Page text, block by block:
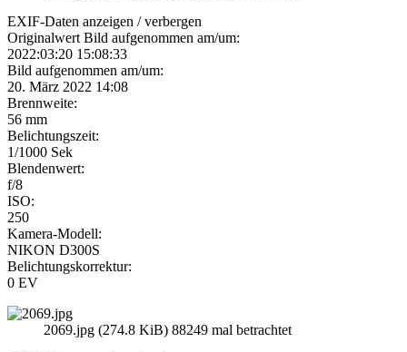
EXIF-Daten anzeigen / verbergen
Originalwert Bild aufgenommen am/um:
2022:03:20 15:08:33
Bild aufgenommen am/um:
20. März 2022 14:08
Brennweite:
56 mm
Belichtungszeit:
1/1000 Sek
Blendenwert:
f/8
ISO:
250
Kamera-Modell:
NIKON D300S
Belichtungskorrektur:
0 EV
2069.jpg (274.8 KiB) 88249 mal betrachtet